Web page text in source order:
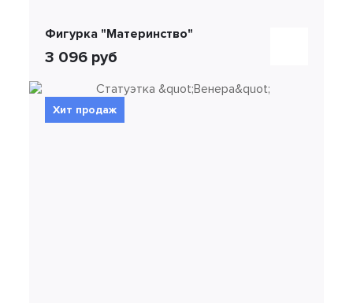
Фигурка "Материнство"
3 096 руб
Хит продаж